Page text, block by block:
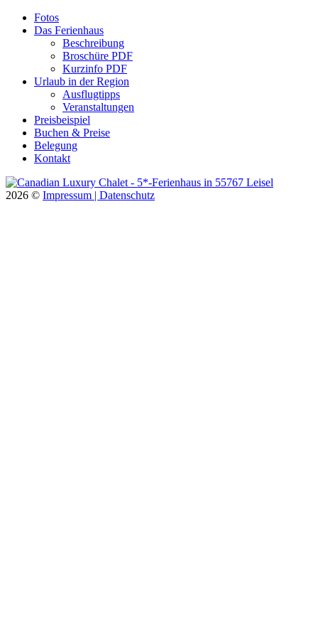
Fotos
Das Ferienhaus
Beschreibung
Broschüre PDF
Kurzinfo PDF
Urlaub in der Region
Ausflugtipps
Veranstaltungen
Preisbeispiel
Buchen & Preise
Belegung
Kontakt
2026 © Impressum | Datenschutz